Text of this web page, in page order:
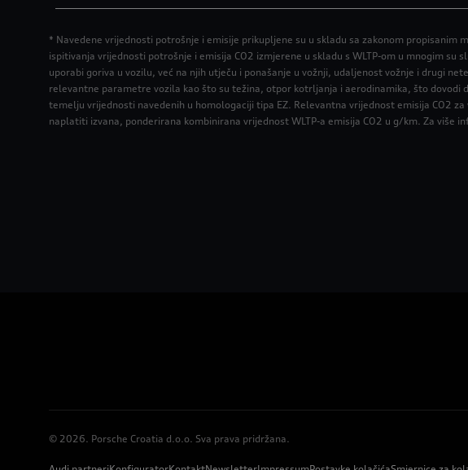
* Navedene vrijednosti potrošnje i emisije prikupljene su u skladu sa zakonom propisanim
ispitivanja vrijednosti potrošnje i emisija CO2 izmjerene u skladu s WLTP-om u mnogim su
uporabi goriva u vozilu, već na njih utječu i ponašanje u vožnji, udaljenost vožnje i drugi
relevantne parametre vozila kao što su težina, otpor kotrljanja i aerodinamika, što dovodi
temelju vrijednosti navedenih u homologaciji tipa EZ. Relevantna vrijednost emisija CO2
naplatiti izvana, ponderirana kombinirana vrijednost WLTP-a emisija CO2 u g/km. Za
© 2026. Porsche Croatia d.o.o. Sva prava pridržana.